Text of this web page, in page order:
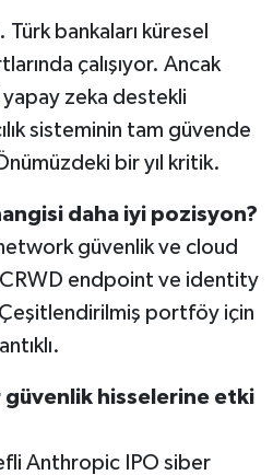
bankaları küresel
çalışıyor. Ancak
zeka destekli
sisteminin tam güvende
bir yıl kritik.
daha iyi pozisyon?
güvenlik ve cloud
endpoint ve identity
portföy için
hisselerine etki
Anthropic IPO siber